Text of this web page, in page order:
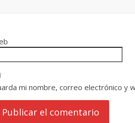
mi nombre, correo electrónico y